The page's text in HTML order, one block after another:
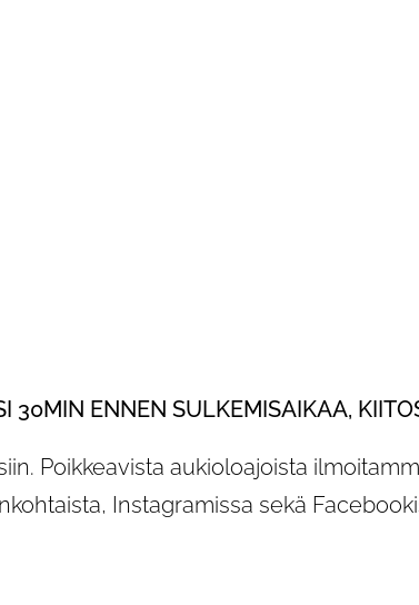
30MIN ENNEN SULKEMISAIKAA,
Poikkeavista aukioloajoista
Instagramissa sekä